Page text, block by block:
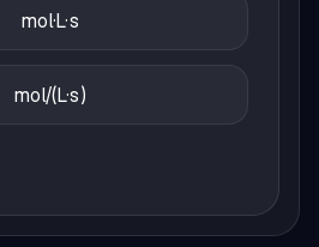
mol·L·s
mol/(L·s)